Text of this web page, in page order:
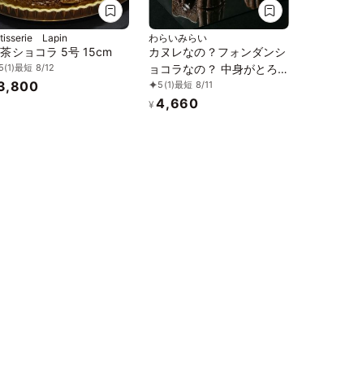
Lapin
ショコラ 5号 15cm
5(1)最短 8/12
わらいみらい
カヌレなの？フォンダンシ
ョコラなの？ 中身がとろ
けるフォヌレ 6種類セット
5 (1)最短 8/11
¥ 4,660